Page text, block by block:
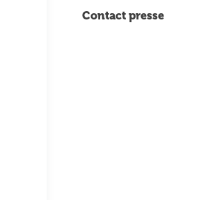
Contact presse